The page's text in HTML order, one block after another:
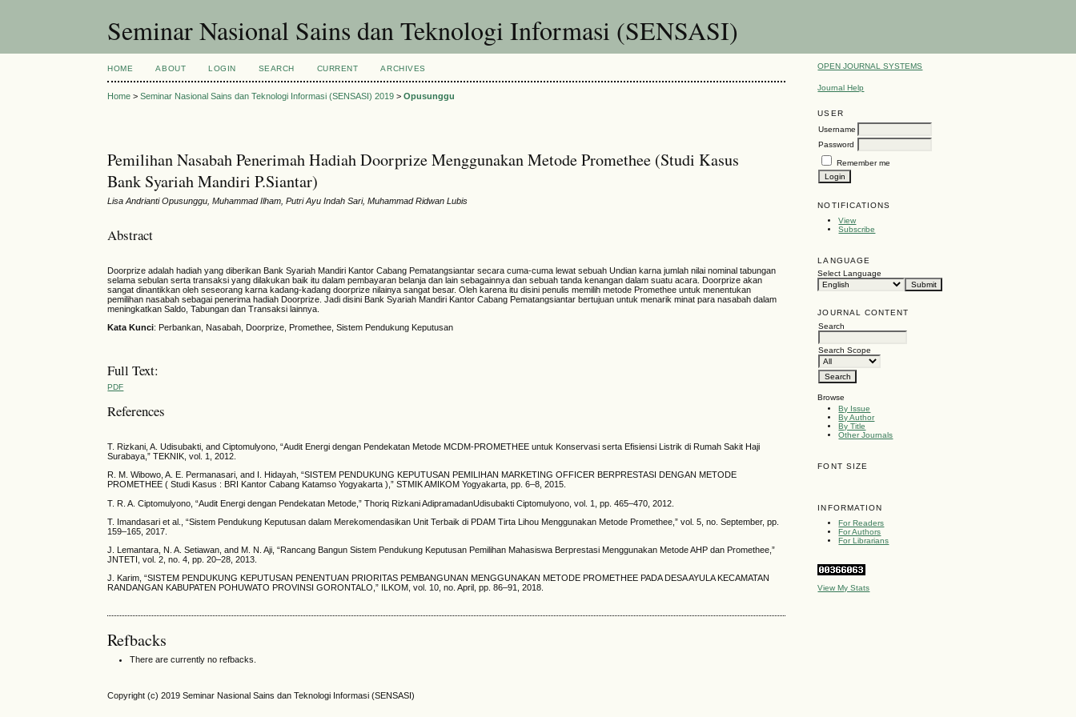
Seminar Nasional Sains dan Teknologi Informasi (SENSASI)
OPEN JOURNAL SYSTEMS
Journal Help
USER
Username
Password
Remember me
NOTIFICATIONS
View
Subscribe
LANGUAGE
Select Language
JOURNAL CONTENT
Search
Search Scope
Browse
By Issue
By Author
By Title
Other Journals
FONT SIZE
INFORMATION
For Readers
For Authors
For Librarians
View My Stats
HOME ABOUT LOGIN SEARCH CURRENT ARCHIVES
Home >Seminar Nasional Sains dan Teknologi Informasi (SENSASI) 2019 >Opusunggu
Pemilihan Nasabah Penerimah Hadiah Doorprize Menggunakan Metode Promethee (Studi Kasus
Bank Syariah Mandiri P.Siantar)
Lisa Andrianti Opusunggu, Muhammad Ilham, Putri Ayu Indah Sari, Muhammad Ridwan Lubis
Abstract
Doorprize adalah hadiah yang diberikan Bank Syariah Mandiri Kantor Cabang Pematangsiantar secara cuma-cuma lewat sebuah Undian karna jumlah nilai nominal tabungan
selama sebulan serta transaksi yang dilakukan baik itu dalam pembayaran belanja dan lain sebagainnya dan sebuah tanda kenangan dalam suatu acara. Doorprize akan
sangat dinantikkan oleh seseorang karna kadang-kadang doorprize nilainya sangat besar. Oleh karena itu disini penulis memilih metode Promethee untuk menentukan
pemilihan nasabah sebagai penerima hadiah Doorprize. Jadi disini Bank Syariah Mandiri Kantor Cabang Pematangsiantar bertujuan untuk menarik minat para nasabah dalam
meningkatkan Saldo, Tabungan dan Transaksi lainnya.
Kata Kunci: Perbankan, Nasabah, Doorprize, Promethee, Sistem Pendukung Keputusan
Full Text:
PDF
References
T. Rizkani, A. Udisubakti, and Ciptomulyono, “Audit Energi dengan Pendekatan Metode MCDM-PROMETHEE untuk Konservasi serta Efisiensi Listrik di Rumah Sakit Haji
Surabaya,” TEKNIK, vol. 1, 2012.
R. M. Wibowo, A. E. Permanasari, and I. Hidayah, “SISTEM PENDUKUNG KEPUTUSAN PEMILIHAN MARKETING OFFICER BERPRESTASI DENGAN METODE
PROMETHEE ( Studi Kasus : BRI Kantor Cabang Katamso Yogyakarta ),” STMIK AMIKOM Yogyakarta, pp. 6–8, 2015.
T. R. A. Ciptomulyono, “Audit Energi dengan Pendekatan Metode,” Thoriq Rizkani AdipramadanUdisubakti Ciptomulyono, vol. 1, pp. 465–470, 2012.
T. Imandasari et al., “Sistem Pendukung Keputusan dalam Merekomendasikan Unit Terbaik di PDAM Tirta Lihou Menggunakan Metode Promethee,” vol. 5, no. September, pp.
159–165, 2017.
J. Lemantara, N. A. Setiawan, and M. N. Aji, “Rancang Bangun Sistem Pendukung Keputusan Pemilihan Mahasiswa Berprestasi Menggunakan Metode AHP dan Promethee,”
JNTETI, vol. 2, no. 4, pp. 20–28, 2013.
J. Karim, “SISTEM PENDUKUNG KEPUTUSAN PENENTUAN PRIORITAS PEMBANGUNAN MENGGUNAKAN METODE PROMETHEE PADA DESA AYULA KECAMATAN
RANDANGAN KABUPATEN POHUWATO PROVINSI GORONTALO,” ILKOM, vol. 10, no. April, pp. 86–91, 2018.
Refbacks
There are currently no refbacks.
Copyright (c) 2019 Seminar Nasional Sains dan Teknologi Informasi (SENSASI)